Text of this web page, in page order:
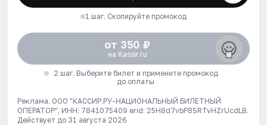
1 шаг. Скопируйте промокод
от 350 ₽
на Kassir.ru
2 шаг. Выберите билет и примените промокод
до оплаты
Реклама. ООО "КАССИР.РУ-НАЦИОНАЛЬНЫЙ БИЛЕТНЫЙ
ОПЕРАТОР", ИНН: 7841075409 erid: 25H8d7vbP8SRTvHZrUcdLB.
Действует до 31 августа 2026